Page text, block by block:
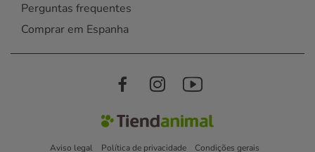
Perguntas frequentes
Comprar em Espanha
Aviso legal Política de privacidade Condições gerais